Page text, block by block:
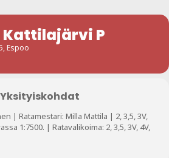
P
Espoo
| Ratamestari: Milla Mattila | 2, 3,5, 3V,
1:7500. | Ratavalikoima: 2, 3,5, 3V, 4V,